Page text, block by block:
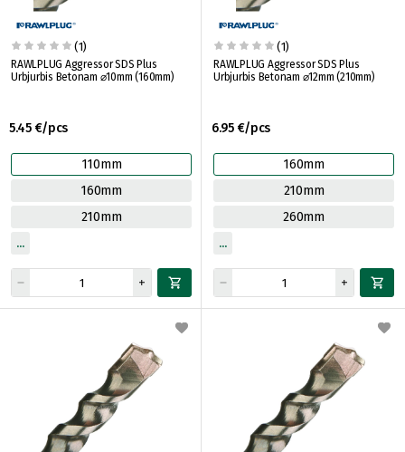
(1)
RAWLPLUG Aggressor SDS Plus
Urbjurbis Betonam ⌀10mm (160mm)
5.45 €/pcs
110mm
160mm
210mm
(1)
RAWLPLUG Aggressor SDS Plus
Urbjurbis Betonam ⌀12mm (210mm)
6.95 €/pcs
160mm
210mm
260mm